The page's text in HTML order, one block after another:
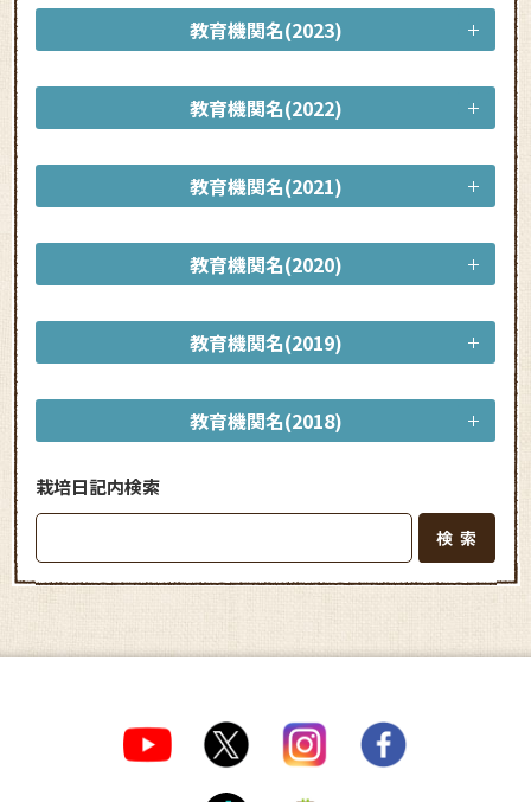
教育機関名(2023)
教育機関名(2022)
教育機関名(2021)
教育機関名(2020)
教育機関名(2019)
教育機関名(2018)
栽培日記内検索